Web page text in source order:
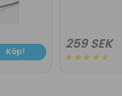
Köp!
259 SEK